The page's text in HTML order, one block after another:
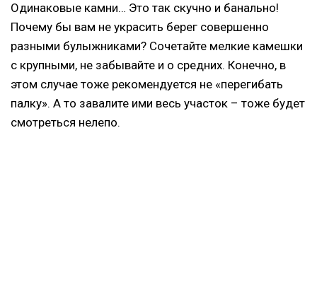
Одинаковые камни… Это так скучно и банально!
Почему бы вам не украсить берег совершенно
разными булыжниками? Сочетайте мелкие камешки
с крупными, не забывайте и о средних. Конечно, в
этом случае тоже рекомендуется не «перегибать
палку». А то завалите ими весь участок – тоже будет
смотреться нелепо.